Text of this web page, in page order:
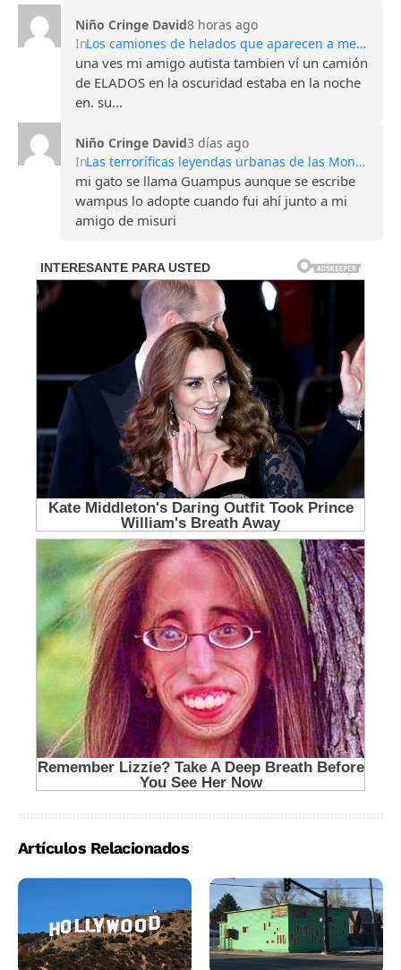
Niño Cringe David8 horas ago
In
Los camiones de helados que aparecen a medianoche: la oscura leyenda de los niños desaparecidos
una ves mi amigo autista tambien ví un camión
de ELADOS en la oscuridad estaba en la noche
en. su...
Niño Cringe David3 días ago
In
Las terroríficas leyendas urbanas de las Montañas Apalaches
mi gato se llama Guampus aunque se escribe
wampus lo adopte cuando fui ahí junto a mi
amigo de misuri
Artículos Relacionados